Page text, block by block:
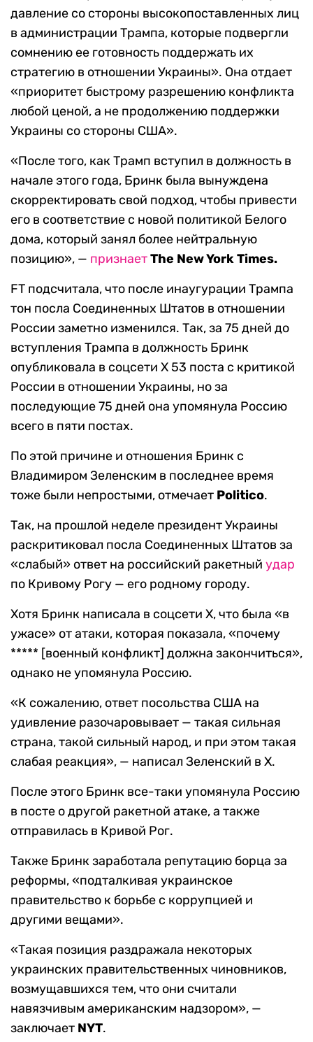
давление со стороны высокопоставленных лиц
в администрации Трампа, которые подвергли
сомнению ее готовность поддержать их
стратегию в отношении Украины». Она отдает
«приоритет быстрому разрешению конфликта
любой ценой, а не продолжению поддержки
Украины со стороны США».
«После того, как Трамп вступил в должность в
начале этого года, Бринк была вынуждена
скорректировать свой подход, чтобы привести
его в соответствие с новой политикой Белого
дома, который занял более нейтральную
позицию», — признаетThe New York Times.
FT подсчитала, что после инаугурации Трампа
тон посла Соединенных Штатов в отношении
России заметно изменился. Так, за 75 дней до
вступления Трампа в должность Бринк
опубликовала в соцсети X 53 поста с критикой
России в отношении Украины, но за
последующие 75 дней она упомянула Россию
всего в пяти постах.
По этой причине и отношения Бринк с
Владимиром Зеленским в последнее время
тоже были непростыми, отмечает Politico.
Так, на прошлой неделе президент Украины
раскритиковал посла Соединенных Штатов за
«слабый» ответ на российский ракетный удар
по Кривому Рогу — его родному городу.
Хотя Бринк написала в соцсети X, что была «в
ужасе» от атаки, которая показала, «почему
***** [военный конфликт] должна закончиться»,
однако не упомянула Россию.
«К сожалению, ответ посольства США на
удивление разочаровывает — такая сильная
страна, такой сильный народ, и при этом такая
слабая реакция», — написал Зеленский в X.
После этого Бринк все-таки упомянула Россию
в посте о другой ракетной атаке, а также
отправилась в Кривой Рог.
Также Бринк заработала репутацию борца за
реформы, «подталкивая украинское
правительство к борьбе с коррупцией и
другими вещами».
«Такая позиция раздражала некоторых
украинских правительственных чиновников,
возмущавшихся тем, что они считали
навязчивым американским надзором», —
заключает NYT.